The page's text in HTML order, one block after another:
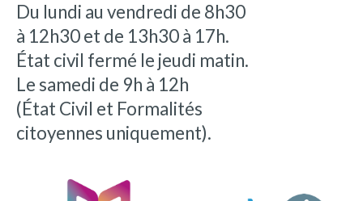
Du lundi au vendredi de 8h30
à 12h30 et de 13h30 à 17h.
État civil fermé le jeudi matin.
Le samedi de 9h à 12h
(État Civil et Formalités
citoyennes uniquement).